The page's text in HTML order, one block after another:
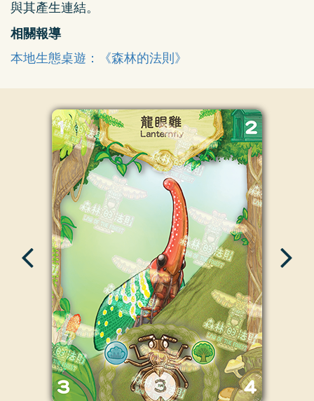
與其產生連結。
相關報導
本地生態桌遊：《森林的法則》